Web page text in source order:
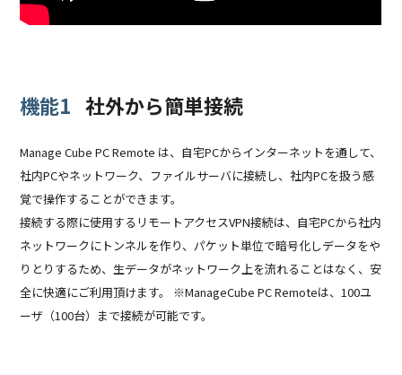
機能1 社外から簡単接続
Manage Cube PC Remote は、自宅PCからインターネットを通して、
社内PCやネットワーク、ファイルサーバに接続し、社内PCを扱う感
覚で操作することができます。
接続する際に使用するリモートアクセスVPN接続は、自宅PCから社内
ネットワークにトンネルを作り、パケット単位で暗号化しデータをや
りとりするため、生データがネットワーク上を流れることはなく、安
全に快適にご利用頂けます。 ※ManageCube PC Remoteは、100ユ
ーザ（100台）まで接続が可能です。